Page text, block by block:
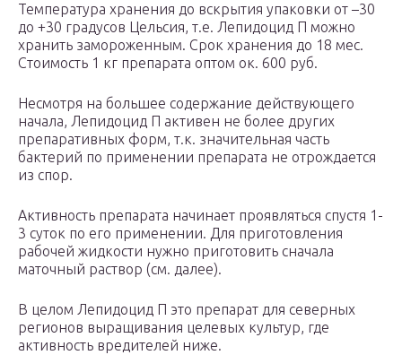
Температура хранения до вскрытия упаковки от –30
до +30 градусов Цельсия, т.е. Лепидоцид П можно
хранить замороженным. Срок хранения до 18 мес.
Стоимость 1 кг препарата оптом ок. 600 руб.
Несмотря на большее содержание действующего
начала, Лепидоцид П активен не более других
препаративных форм, т.к. значительная часть
бактерий по применении препарата не отрождается
из спор.
Активность препарата начинает проявляться спустя 1-
3 суток по его применении. Для приготовления
рабочей жидкости нужно приготовить сначала
маточный раствор (см. далее).
В целом Лепидоцид П это препарат для северных
регионов выращивания целевых культур, где
активность вредителей ниже.